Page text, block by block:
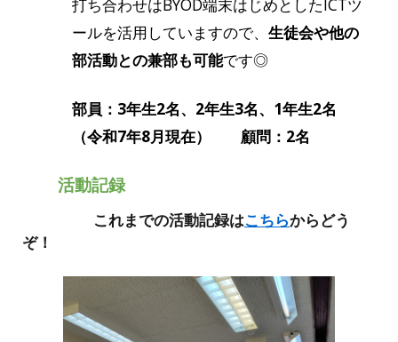
打ち合わせはBYOD端末はじめとしたICTツ
ールを活用していますので、生徒会や他の
部活動との兼部も可能です◎
部員：3年生2名、2年生3名、1年生2名
（令和7年8月現在） 顧問：2名
活動記録
これまでの活動記録はこちらからどう
ぞ！